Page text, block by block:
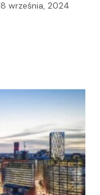
września, 2024